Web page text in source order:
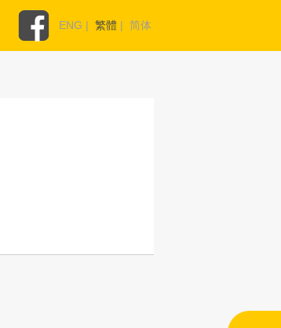
ENG | 繁體 | 简体